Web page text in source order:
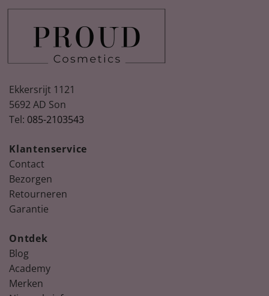
Nude, peach & floral nail colours for
Ontdek de nieuwste collectie La Vie en bloom!
Ekkersrijt 1121
5692 AD Son
Tel: 085-2103543
Klantenservice
Contact
Bezorgen
Retourneren
Garantie
Ontdek
Blog
Academy
Merken